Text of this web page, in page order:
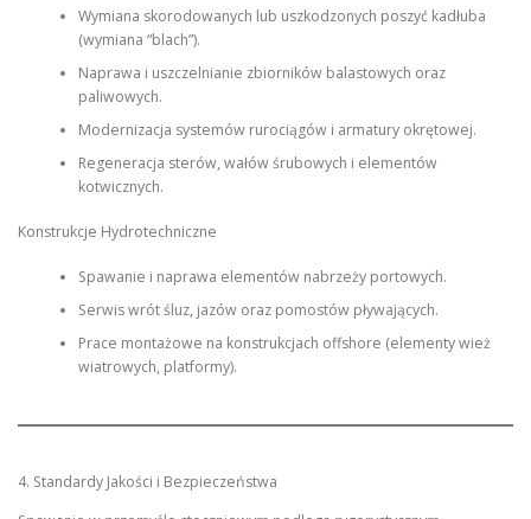
Wymiana skorodowanych lub uszkodzonych poszyć kadłuba
(wymiana “blach”).
Naprawa i uszczelnianie zbiorników balastowych oraz
paliwowych.
Modernizacja systemów rurociągów i armatury okrętowej.
Regeneracja sterów, wałów śrubowych i elementów
kotwicznych.
Konstrukcje Hydrotechniczne
Spawanie i naprawa elementów nabrzeży portowych.
Serwis wrót śluz, jazów oraz pomostów pływających.
Prace montażowe na konstrukcjach offshore (elementy wież
wiatrowych, platformy).
4. Standardy Jakości i Bezpieczeństwa